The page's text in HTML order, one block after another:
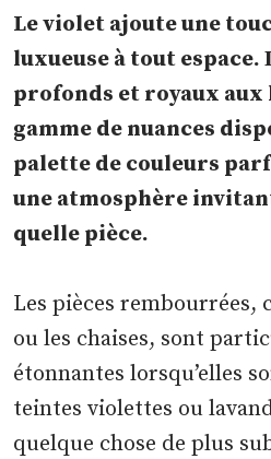
Le violet ajoute une
luxueuse à tout espace.
profonds et royaux aux
gamme de nuances
palette de couleurs
une atmosphère
quelle pièce.
Les pièces rembourrées,
ou les chaises, sont
étonnantes lorsqu’elles
teintes violettes ou
quelque chose de plus